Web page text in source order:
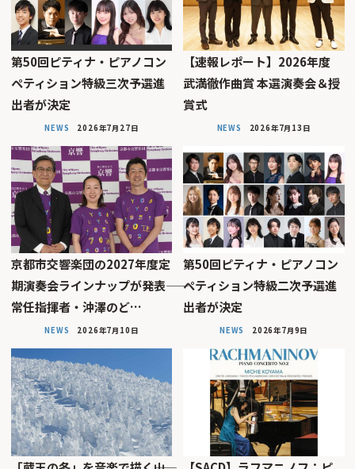
第50回ピティナ・ピアノコン
ペティション特級三次予選進
出者が決定
NEWS 2026年7月27日
【速報レポート】2026年度
武満徹作曲賞 本選演奏会＆授
賞式
NEWS 2026年7月13日
京都市交響楽団の2027年度定
期演奏会ラインナップが発表――
常任指揮者・沖澤のど…
NEWS 2026年7月10日
第50回ピティナ・ピアノコン
ペティション特級二次予選進
出者が決定
NEWS 2026年7月9日